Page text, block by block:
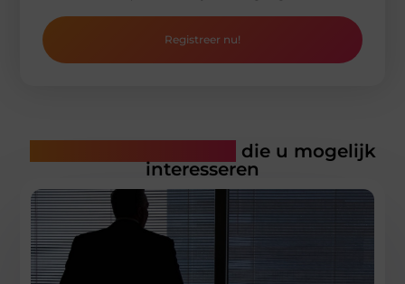
Registreer nu!
die u mogelijk
interesseren